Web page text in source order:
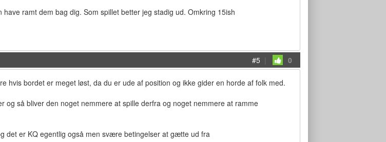
ramt dem bag dig. Som spillet better jeg stadig ud. Omkring 15ish
#5 | 0
hvis bordet er meget løst, da du er ude af position og ikke gider en horde af folk med.
og så bliver den noget nemmere at spille derfra og noget nemmere at ramme
det er KQ egentlig også men svære betingelser at gætte ud fra